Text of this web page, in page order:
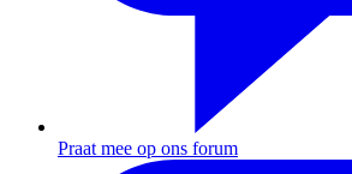
Praat mee op ons forum